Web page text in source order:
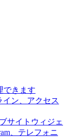
できます
イン、アクセス
サイトウィジェ
、テレフォニ